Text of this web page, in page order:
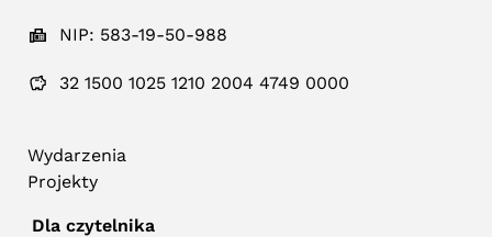
NIP: 583-19-50-988
32 1500 1025 1210 2004 4749 0000
Wydarzenia
Projekty
Dla czytelnika